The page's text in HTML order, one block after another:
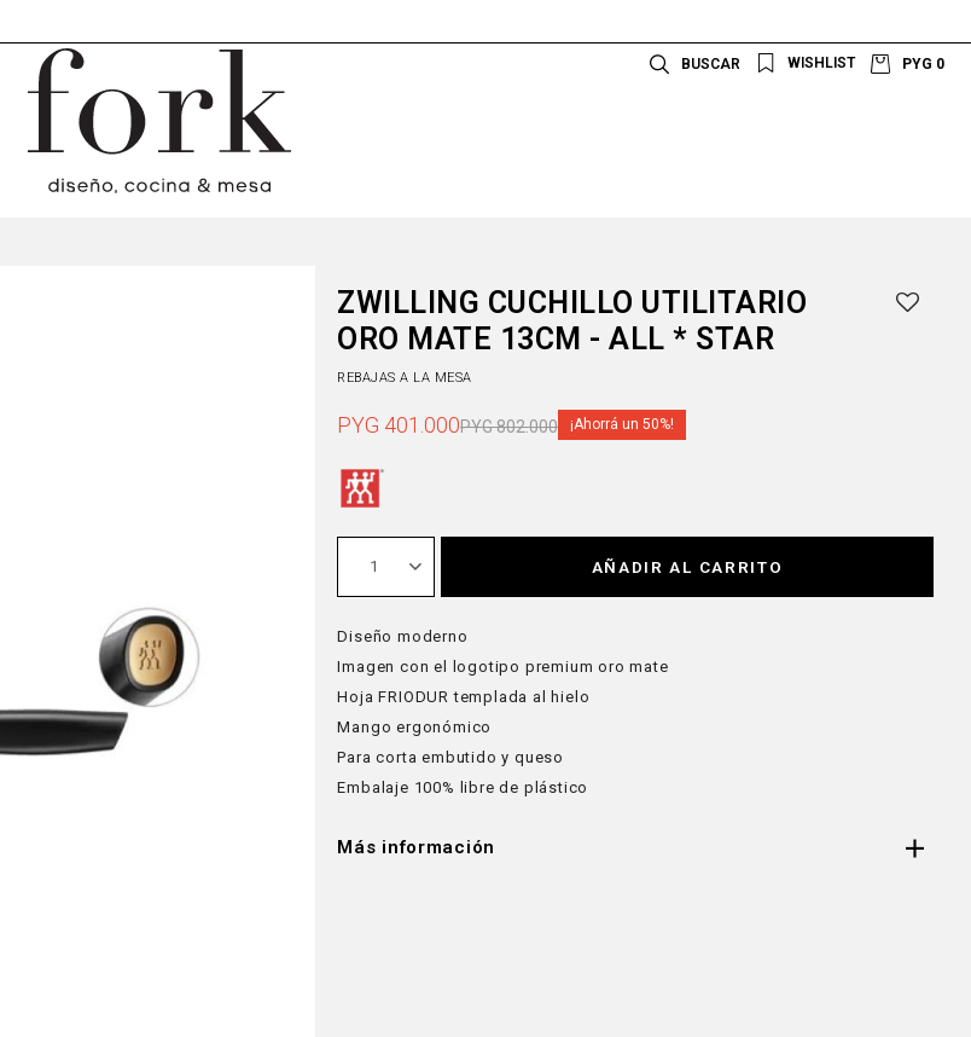
PYG 0
ZWILLING CUCHILLO UTILITARIO
ORO MATE 13CM - ALL * STAR
REBAJAS A LA MESA
PYG 401.000PYG802.000 50
1 AÑADIR AL CARRITO
Diseño moderno
Imagen con el logotipo premium oro mate
Hoja FRIODUR templada al hielo
Mango ergonómico
Para corta embutido y queso
Embalaje 100% libre de plástico
Más información